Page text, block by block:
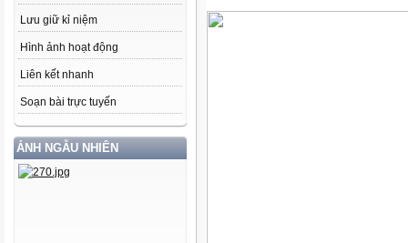
Lưu giữ kỉ niệm
Hình ảnh hoạt động
Liên kết nhanh
Soạn bài trực tuyến
ẢNH NGẪU NHIÊN